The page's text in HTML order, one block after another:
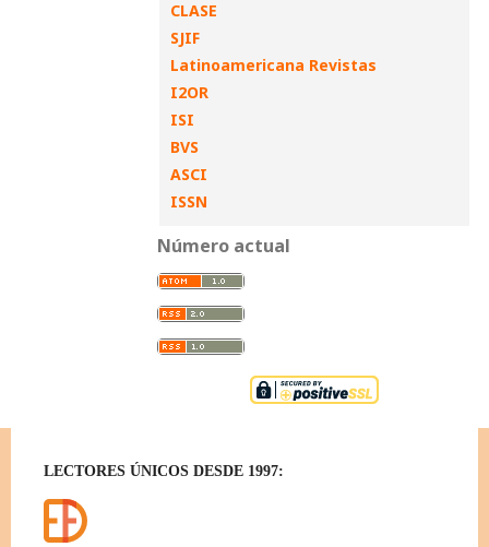
CLASE
SJIF
Latinoamericana Revistas
I2OR
ISI
BVS
ASCI
ISSN
Número actual
LECTORES ÚNICOS DESDE 1997: